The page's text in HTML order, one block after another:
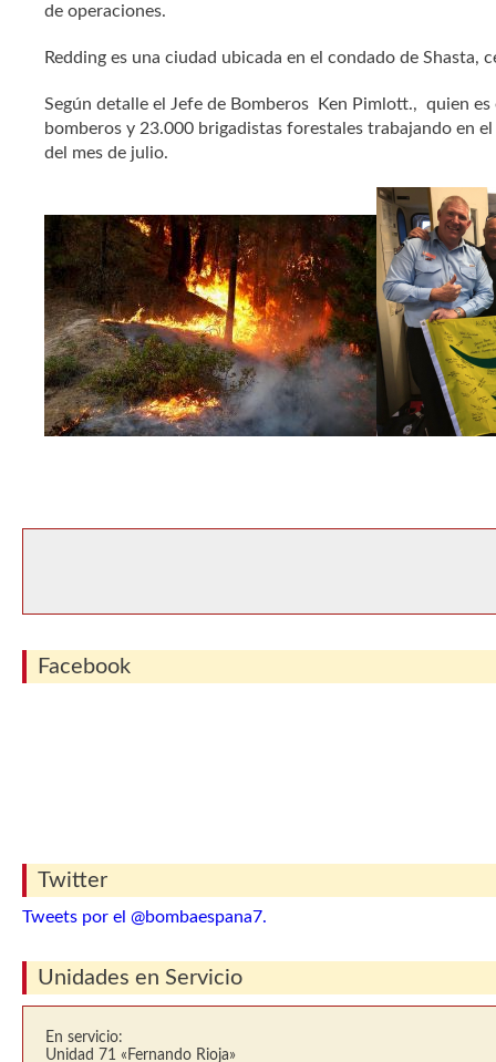
de operaciones.
Redding es una ciudad ubicada en el condado de Shasta,
Según detalle el Jefe de Bomberos Ken Pimlott., quien
bomberos y 23.000 brigadistas forestales trabajando en
del mes de julio.
Facebook
Twitter
Tweets por el @bombaespana7.
Unidades en Servicio
En servicio:
Unidad 71 «Fernando Rioja»